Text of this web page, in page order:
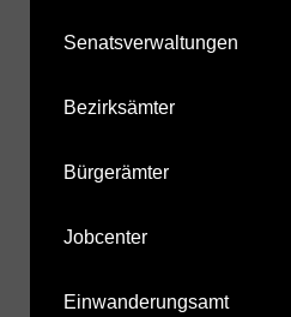
Senatsverwaltungen
Bezirksämter
Bürgerämter
Jobcenter
Einwanderungsamt